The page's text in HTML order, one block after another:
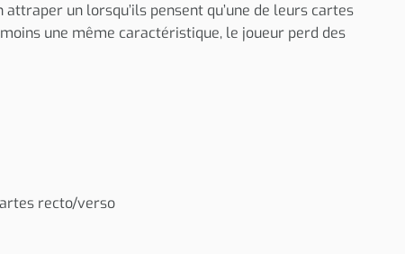
un lorsqu’ils pensent qu’une de leurs cartes
une même caractéristique, le joueur perd des
recto/verso